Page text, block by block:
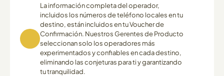
La información completa del operador,
incluidos los números de teléfono locales en tu
destino, están incluidos en tu Voucher de
Confirmación. Nuestros Gerentes de Producto
seleccionan solo los operadores más
experimentados y confiables en cada destino,
eliminando las conjeturas para ti y garantizando
tu tranquilidad.